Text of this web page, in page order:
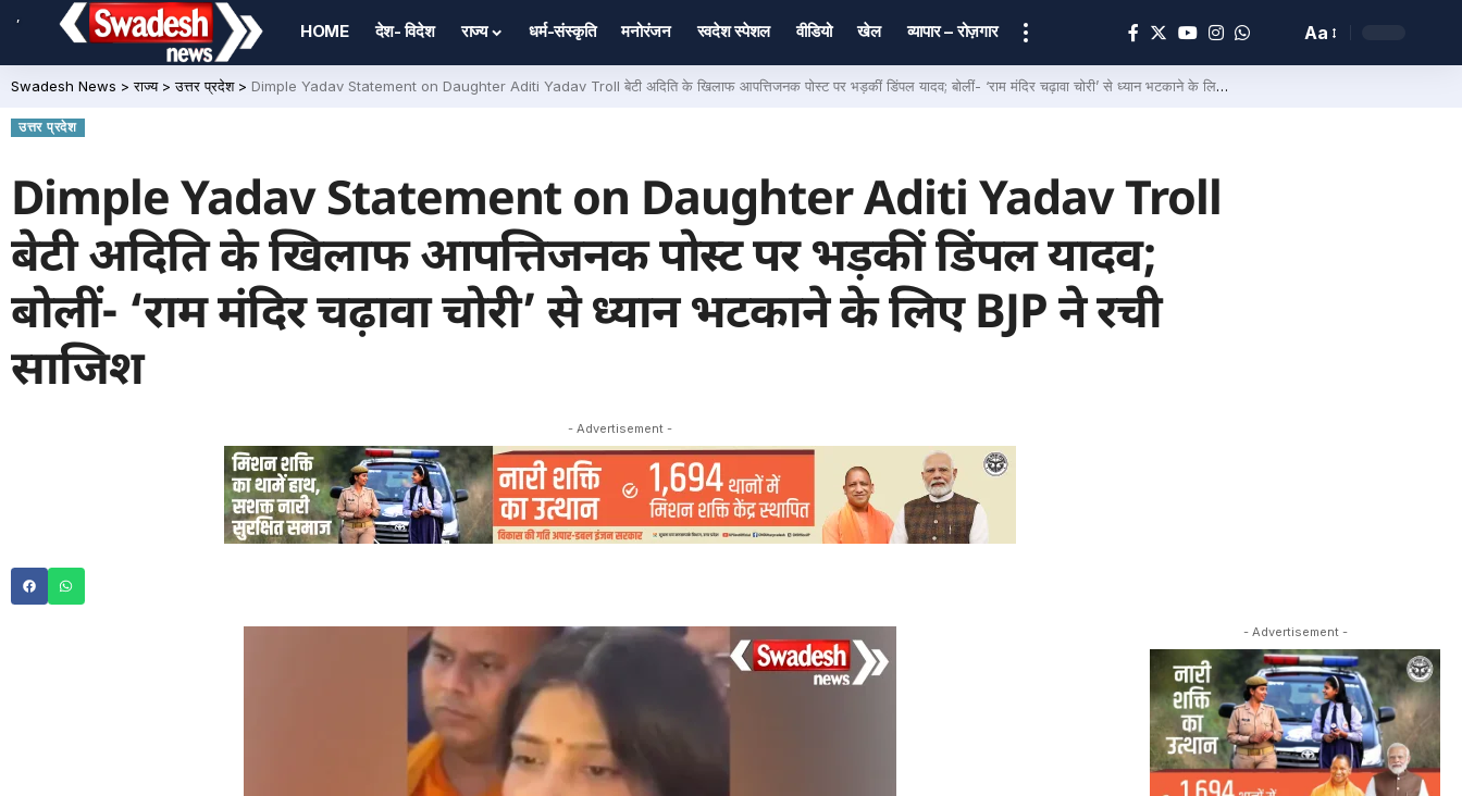
,
HOME देश- विदेश राज्य धर्म-संस्कृति मनोरंजन स्वदेश स्पेशल वीडियो खेल व्यापार – रोज़गार Aa
Swadesh News >राज्य>उत्तर प्रदेश> Dimple Yadav Statement on Daughter Aditi Yadav Troll बेटी अदिति के खिलाफ आपत्तिजनक पोस्ट पर भड़कीं डिंपल यादव; बोलीं- ‘राम मंदिर चढ़ावा चोरी’ से ध्यान भटकाने के लिए BJP ने रची साजिश
उत्तर प्रदेश
Dimple Yadav Statement on Daughter Aditi Yadav Troll
बेटी अदिति के खिलाफ आपत्तिजनक पोस्ट पर भड़कीं डिंपल यादव;
बोलीं- ‘राम मंदिर चढ़ावा चोरी’ से ध्यान भटकाने के लिए BJP ने रची
साजिश
- Advertisement -
- Advertisement -